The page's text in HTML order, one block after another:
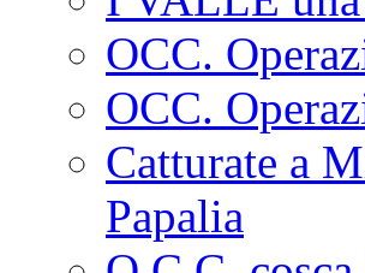
OCC.
OCC.
Catturate a
Papalia